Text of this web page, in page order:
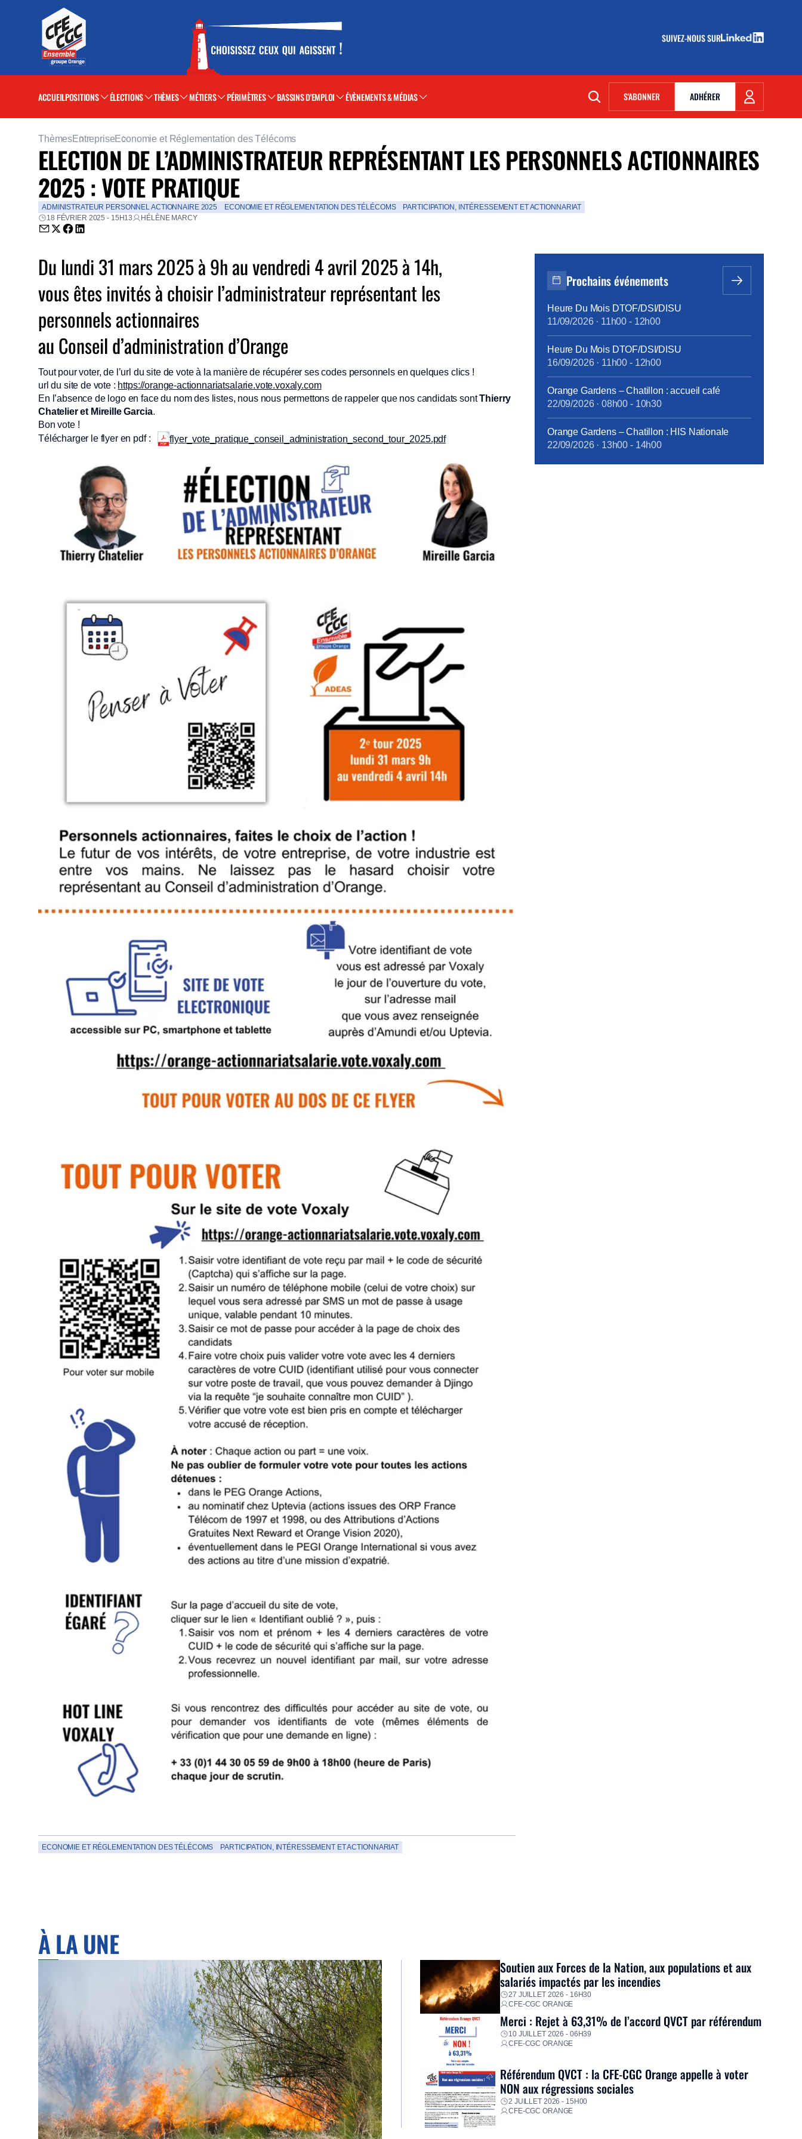
SUIVEZ-NOUS SUR
(NOUVELLE FENÊTRE)
ACCUEILPOSITIONS ÉLECTIONS THÈMES MÉTIERS PÉRIMÈTRES BASSINS D'EMPLOI ÉVÈNEMENTS & MÉDIAS S'ABONNER(NOUVELLE FENÊTRE)
ADHÉRER
ThèmesEntrepriseEconomie et Réglementation des Télécoms
ELECTION DE L’ADMINISTRATEUR REPRÉSENTANT LES PERSONNELS ACTIONNAIRES
2025 : VOTE PRATIQUE
ADMINISTRATEUR PERSONNEL ACTIONNAIRE 2025 ECONOMIE ET RÉGLEMENTATION DES TÉLÉCOMS
PARTICIPATION, INTÉRESSEMENT ET ACTIONNARIAT
18 FÉVRIER 2025 - 15H13
HÉLÈNE MARCY
Envoyer par email (nouvelle fenêtre)
Partager sur Twitter (nouvelle fenêtre)
Partager sur Facebook (nouvelle fenêtre)
Partager sur LinkedIn (nouvelle fenêtre)
Du lundi 31 mars 2025 à 9h au vendredi 4 avril 2025 à 14h,
vous êtes invités à choisir l’administrateur représentant les
personnels actionnaires
au Conseil d’administration d’Orange
Tout pour voter, de l’url du site de vote à la manière de récupérer ses codes personnels en quelques clics !
url du site de vote : https://orange-actionnariatsalarie.vote.voxaly.com
En l’absence de logo en face du nom des listes, nous nous permettons de rappeler que nos candidats sontThierry
Chatelier et Mireille Garcia.
Bon vote !
Télécharger le flyer en pdf :
flyer_vote_pratique_conseil_administration_second_tour_2025.pdf
ECONOMIE ET RÉGLEMENTATION DES TÉLÉCOMS PARTICIPATION, INTÉRESSEMENT ET ACTIONNARIAT
Prochains événements
Heure Du Mois DTOF/DSI/DISU
11/09/2026· 11h00 - 12h00
Heure Du Mois DTOF/DSI/DISU
16/09/2026· 11h00 - 12h00
Orange Gardens – Chatillon : accueil café
22/09/2026· 08h00 - 10h30
Orange Gardens – Chatillon : HIS Nationale
22/09/2026· 13h00 - 14h00
À LA UNE
Soutien aux Forces de la Nation, aux populations et aux
salariés impactés par les incendies
27 JUILLET 2026 - 16H30
CFE-CGC ORANGE
Merci : Rejet à 63,31% de l’accord QVCT par référendum
10 JUILLET 2026 - 06H39
CFE-CGC ORANGE
Référendum QVCT : la CFE-CGC Orange appelle à voter
NON aux régressions sociales
2 JUILLET 2026 - 15H00
CFE-CGC ORANGE